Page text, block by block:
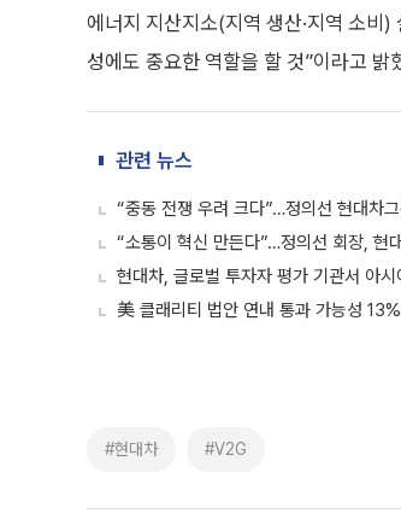
에너지 지산지소(지역 생산·지역 소비
성에도 중요한 역할을 할 것”이라고 밝
관련 뉴스
“중동 전쟁 우려 크다”…정의선 현대차
“소통이 혁신 만든다”…정의선 회장, 현
현대차, 글로벌 투자자 평가 기관서 아
美 클래리티 법안 연내 통과 가능성
#현대차 #V2G